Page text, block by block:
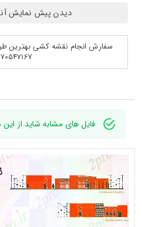
دیدن پیش نمایش
سفارش انجام نقشه کشی بهترین
فایل های مشابه شاید از